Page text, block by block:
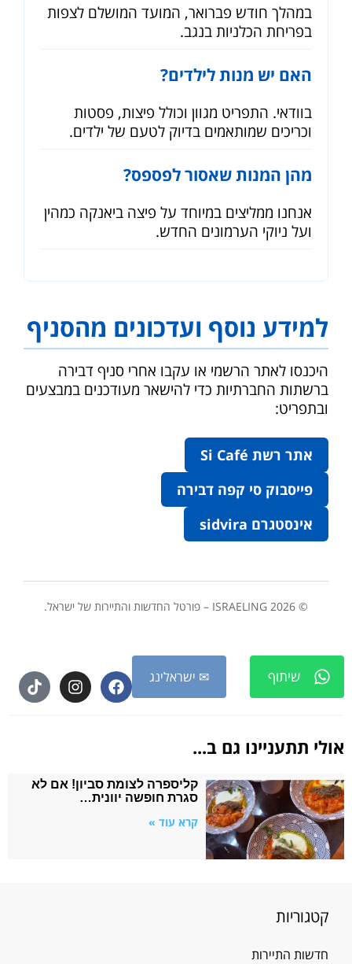
במהלך חודש פברואר, המועד המושלם לצפות
בפריחת הכלניות בנגב.
האם יש מנות לילדים?
בוודאי. התפריט מגוון וכולל פיצות, פסטות
וכריכים שמותאמים בדיוק לטעם של ילדים.
מהן המנות שאסור לפספס?
אנחנו ממליצים במיוחד על פיצה ביאנקה כמהין
ועל ניוקי הערמונים החדש.
למידע נוסף ועדכונים מהסניף
היכנסו לאתר הרשמי או עקבו אחרי סניף דבירה
ברשתות החברתיות כדי להישאר מעודכנים במבצעים
ובתפריט:
אתר רשת Si Café
פייסבוק סי קפה דבירה
אינסטגרם sidvira
© 2026 ISRAELING – פורטל החדשות והתיירות של ישראל.
שיתוף ✉ ישראלינג
אולי תתעניינו גם ב...
קליספרה לצומת סביון! אם לא
סגרת חופשה יוונית…
קרא עוד »
קטגוריות
חדשות התיירות